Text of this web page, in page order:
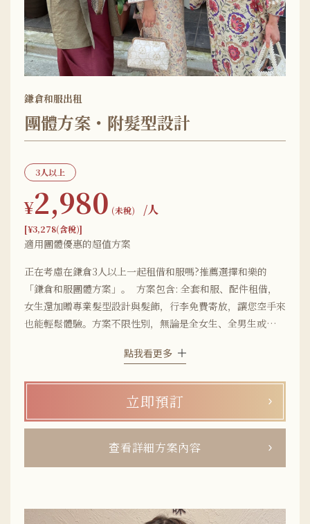
鎌倉和服出租
團體方案・附髮型設計
3人以上
¥2,980 (未稅) /人
[¥3,278(含稅)]
適用團體優惠的超值方案
正在考慮在鎌倉3人以上一起租借和服嗎?推薦選擇和樂的
「鎌倉和服團體方案」。 方案包含: 全套和服、配件租借，
女生還加贈專業髮型設計與髮飾，行李免費寄放，讓您空手來
也能輕鬆體驗。方案不限性別，無論是全女生、全男生或是男
合。女生和服全款式都不需額外加價，從超人氣的蕾絲和服、
套就選哪一套！男生的和服主打「時尚有型」，從俐落帥氣到
個性設計都有，可以依自己的風格自由挑選。和樂鎌倉店距離
「鎌倉站」步行只要3分鐘，就在熱鬧的小町通上，前往鶴岡
八幡宮等熱門景點超方便。來場鎌倉觀光＋和服漫步的完美體
點我看更多
立即預訂
查看詳細方案內容